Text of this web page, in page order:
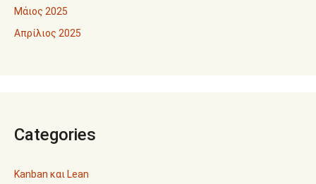
Μάιος 2025
Απρίλιος 2025
Categories
Kanban και Lean